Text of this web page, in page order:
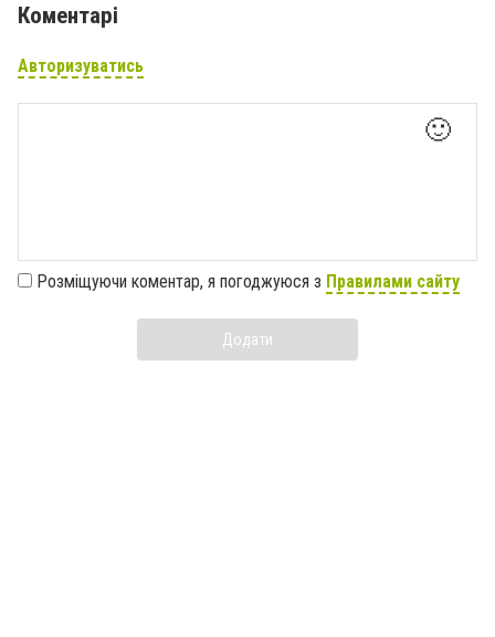
Коментарі
Авторизуватись
🙂
Розміщуючи коментар, я погоджуюся з Правилами сайту
Додати